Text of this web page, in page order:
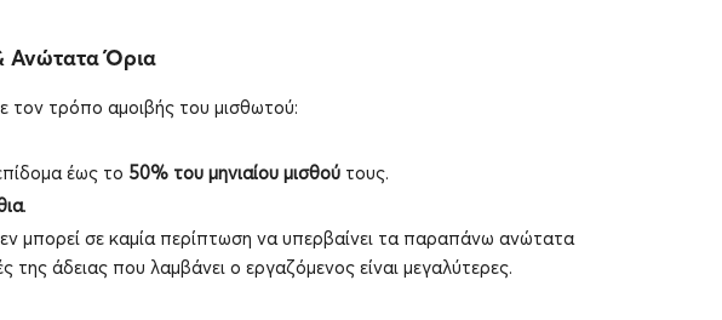
Ανώτατα Όρια
τον τρόπο αμοιβής του μισθωτού:
έως το 50% του μηνιαίου μισθού τους.
.
μπορεί σε καμία περίπτωση να υπερβαίνει τα παραπάνω ανώτατα
της άδειας που λαμβάνει ο εργαζόμενος είναι μεγαλύτερες.